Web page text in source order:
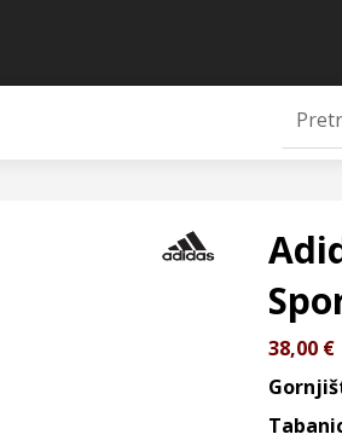
38,00 €